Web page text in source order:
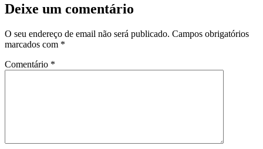
Deixe um comentário
O seu endereço de email não será publicado. Campos obrigatórios
marcados com *
Comentário *